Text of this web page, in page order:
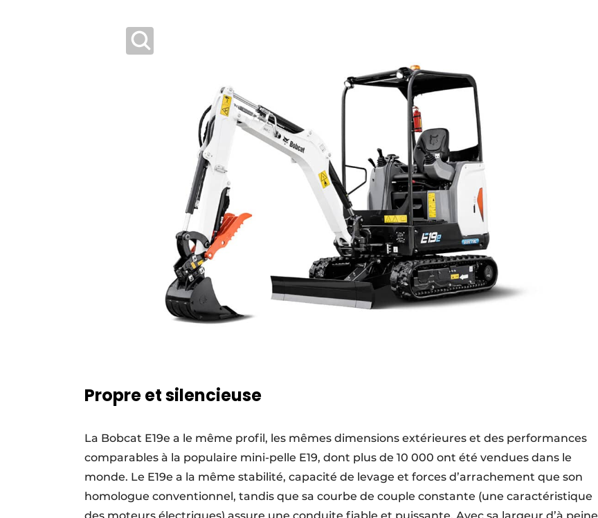
Propre et silencieuse
La Bobcat E19e a le même profil, les mêmes dimensions extérieures et des performances
comparables à la populaire mini-pelle E19, dont plus de 10 000 ont été vendues dans le
monde. Le E19e a la même stabilité, capacité de levage et forces d’arrachement que son
homologue conventionnel, tandis que sa courbe de couple constante (une caractéristique